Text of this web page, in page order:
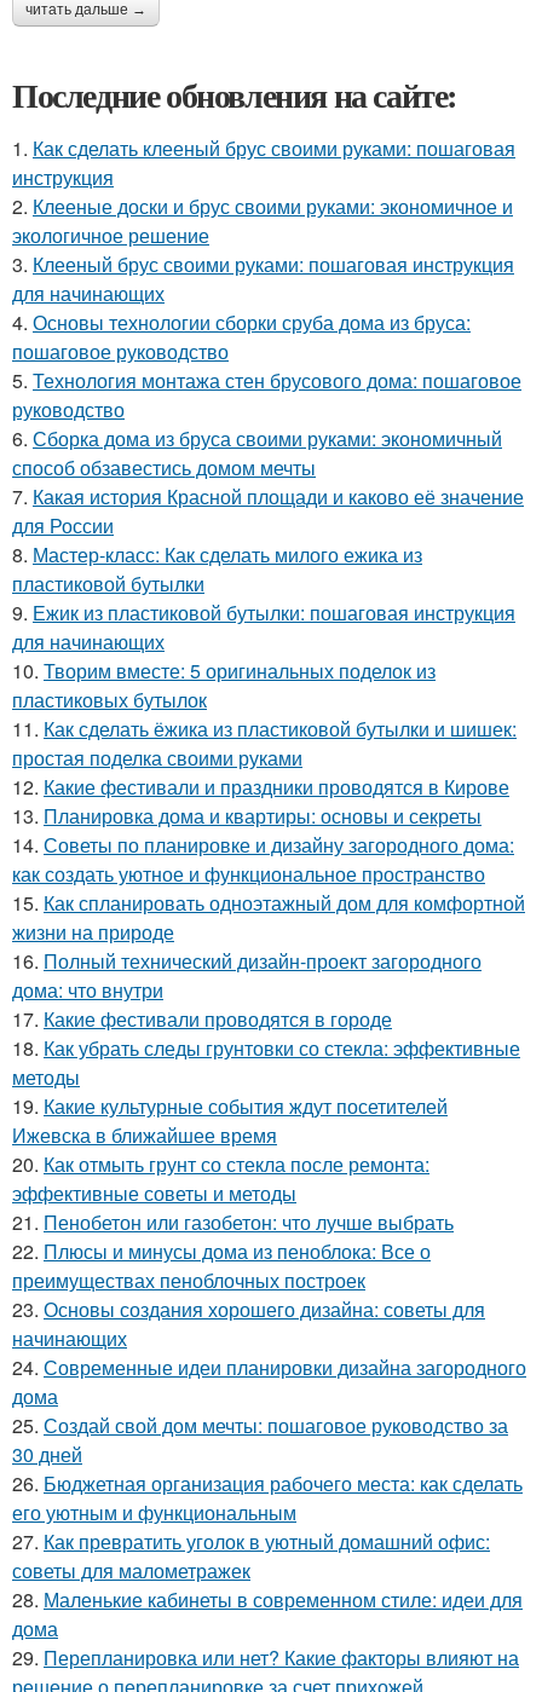
читать дальше →
Последние обновления на сайте:
1. Как сделать клееный брус своими руками: пошаговая
инструкция
2. Клееные доски и брус своими руками: экономичное и
экологичное решение
3. Клееный брус своими руками: пошаговая инструкция
для начинающих
4. Основы технологии сборки сруба дома из бруса:
пошаговое руководство
5. Технология монтажа стен брусового дома: пошаговое
руководство
6. Сборка дома из бруса своими руками: экономичный
способ обзавестись домом мечты
7. Какая история Красной площади и каково её значение
для России
8. Мастер-класс: Как сделать милого ежика из
пластиковой бутылки
9. Ежик из пластиковой бутылки: пошаговая инструкция
для начинающих
10. Творим вместе: 5 оригинальных поделок из
пластиковых бутылок
11. Как сделать ёжика из пластиковой бутылки и шишек:
простая поделка своими руками
12. Какие фестивали и праздники проводятся в Кирове
13. Планировка дома и квартиры: основы и секреты
14. Советы по планировке и дизайну загородного дома:
как создать уютное и функциональное пространство
15. Как спланировать одноэтажный дом для комфортной
жизни на природе
16. Полный технический дизайн-проект загородного
дома: что внутри
17. Какие фестивали проводятся в городе
18. Как убрать следы грунтовки со стекла: эффективные
методы
19. Какие культурные события ждут посетителей
Ижевска в ближайшее время
20. Как отмыть грунт со стекла после ремонта:
эффективные советы и методы
21. Пенобетон или газобетон: что лучше выбрать
22. Плюсы и минусы дома из пеноблока: Все о
преимуществах пеноблочных построек
23. Основы создания хорошего дизайна: советы для
начинающих
24. Современные идеи планировки дизайна загородного
дома
25. Создай свой дом мечты: пошаговое руководство за
30 дней
26. Бюджетная организация рабочего места: как сделать
его уютным и функциональным
27. Как превратить уголок в уютный домашний офис:
советы для малометражек
28. Маленькие кабинеты в современном стиле: идеи для
дома
29. Перепланировка или нет? Какие факторы влияют на